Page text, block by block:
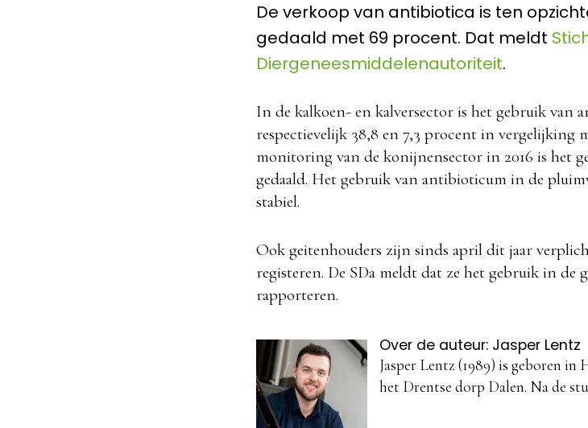
De verkoop van antibiotica is ten
gedaald met 69 procent. Dat meldt
Diergeneesmiddelenautoriteit.
In de kalkoen- en kalversector is het gebruik van
respectievelijk 38,8 en 7,3 procent in vergelijking
monitoring van de konijnensector in 2016 is het
gedaald. Het gebruik van antibioticum in de
stabiel.
Ook geitenhouders zijn sinds april dit jaar
registeren. De SDa meldt dat ze het gebruik in de
rapporteren.
Over de auteur: Jasper Lentz
Jasper Lentz (1989) is geboren in
het Drentse dorp Dalen. Na de